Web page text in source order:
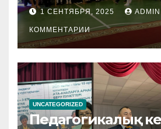
1 СЕНТЯБРЯ, 2025 ADMIN
КОММЕНТАРИИ
UNCATEGORIZED
Педагогикалық